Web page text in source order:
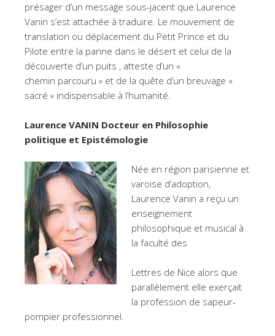
présager d’un message sous-jacent que Laurence
Vanin s’est attachée à traduire. Le mouvement de
translation ou déplacement du Petit Prince et du
Pilote entre la panne dans le désert et celui de la
découverte d’un puits , atteste d’un «
chemin parcouru » et de la quête d’un breuvage «
sacré » indispensable à l’humanité.
Laurence VANIN Docteur en Philosophie
politique et Epistémologie
Née en région parisienne et
varoise d’adoption,
Laurence Vanin a reçu un
enseignement
philosophique et musical à
la faculté des
Lettres de Nice alors que
parallèlement elle exerçait
la profession de sapeur-
pompier professionnel.